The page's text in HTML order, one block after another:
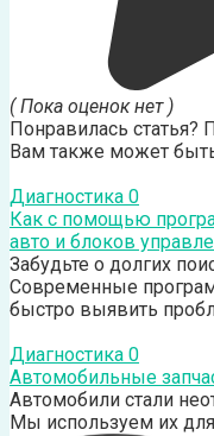
( Пока оценок нет )
Понравилась статья?
Вам также может
Диагностика 0
Как с помощью
авто и блоков
Забудьте о долгих
Современные
быстро выявить
Диагностика 0
Автомобильные
Автомобили стали
Мы используем их